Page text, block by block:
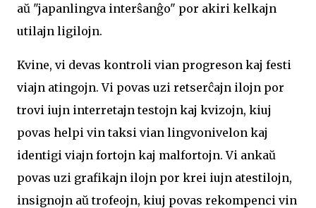
aŭ "japanlingva interŝanĝo" por akiri kelkajn
utilajn ligilojn.
Kvine, vi devas kontroli vian progreson kaj festi
viajn atingojn. Vi povas uzi retserĉajn ilojn por
trovi iujn interretajn testojn kaj kvizojn, kiuj
povas helpi vin taksi vian lingvonivelon kaj
identigi viajn fortojn kaj malfortojn. Vi ankaŭ
povas uzi grafikajn ilojn por krei iujn atestilojn,
insignojn aŭ trofeojn, kiuj povas rekompenci vin